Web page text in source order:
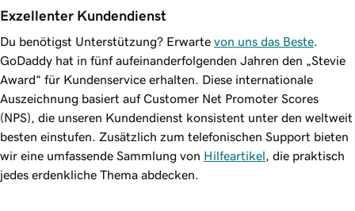
Exzellenter Kundendienst
Du benötigst Unterstützung? Erwarte von uns das Beste
GoDaddy hat in fünf aufeinanderfolgenden Jahren den „Stevie
Award“ für Kundenservice erhalten. Diese internationale
Auszeichnung basiert auf Customer Net Promoter Scores
(NPS), die unseren Kundendienst konsistent unter den weltweit
besten einstufen. Zusätzlich zum telefonischen Support bieten
wir eine umfassende Sammlung von Hilfeartikel , die praktisch
jedes erdenkliche Thema abdecken.